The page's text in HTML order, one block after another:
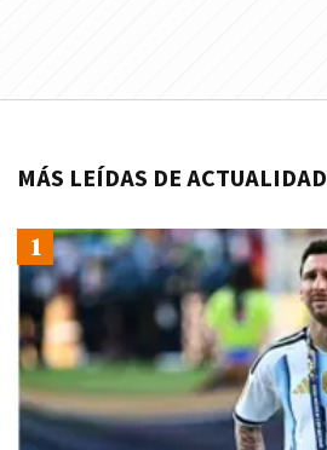
MÁS LEÍDAS DE ACTUALIDAD